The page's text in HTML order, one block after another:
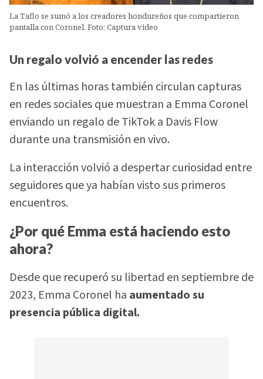
La Taflo se sumó a los creadores hondureños que compartieron
pantalla con Coronel. Foto: Captura video
Un regalo volvió a encender las redes
En las últimas horas también circulan capturas
en redes sociales que muestran a Emma Coronel
enviando un regalo de TikTok a Davis Flow
durante una transmisión en vivo.
La interacción volvió a despertar curiosidad entre
seguidores que ya habían visto sus primeros
encuentros.
¿Por qué Emma está haciendo esto
ahora?
Desde que recuperó su libertad en septiembre de
2023, Emma Coronel ha aumentado su
presencia pública digital.